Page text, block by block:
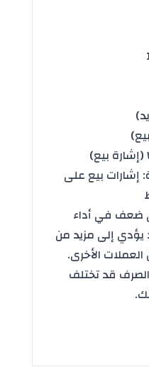
إشارات بيع على
ضعف في أداء
يؤدي إلى مزيد من
الأخرى.
قد تختلف